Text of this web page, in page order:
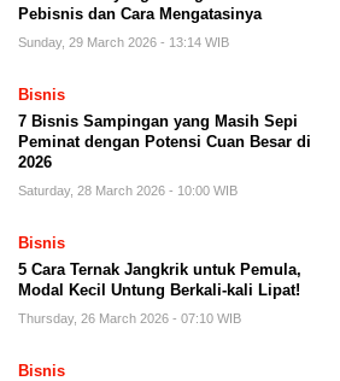
Pebisnis dan Cara Mengatasinya
Sunday, 29 March 2026 - 13:14 WIB
Bisnis
7 Bisnis Sampingan yang Masih Sepi
Peminat dengan Potensi Cuan Besar di
2026
Saturday, 28 March 2026 - 10:00 WIB
Bisnis
5 Cara Ternak Jangkrik untuk Pemula,
Modal Kecil Untung Berkali-kali Lipat!
Thursday, 26 March 2026 - 07:10 WIB
Bisnis